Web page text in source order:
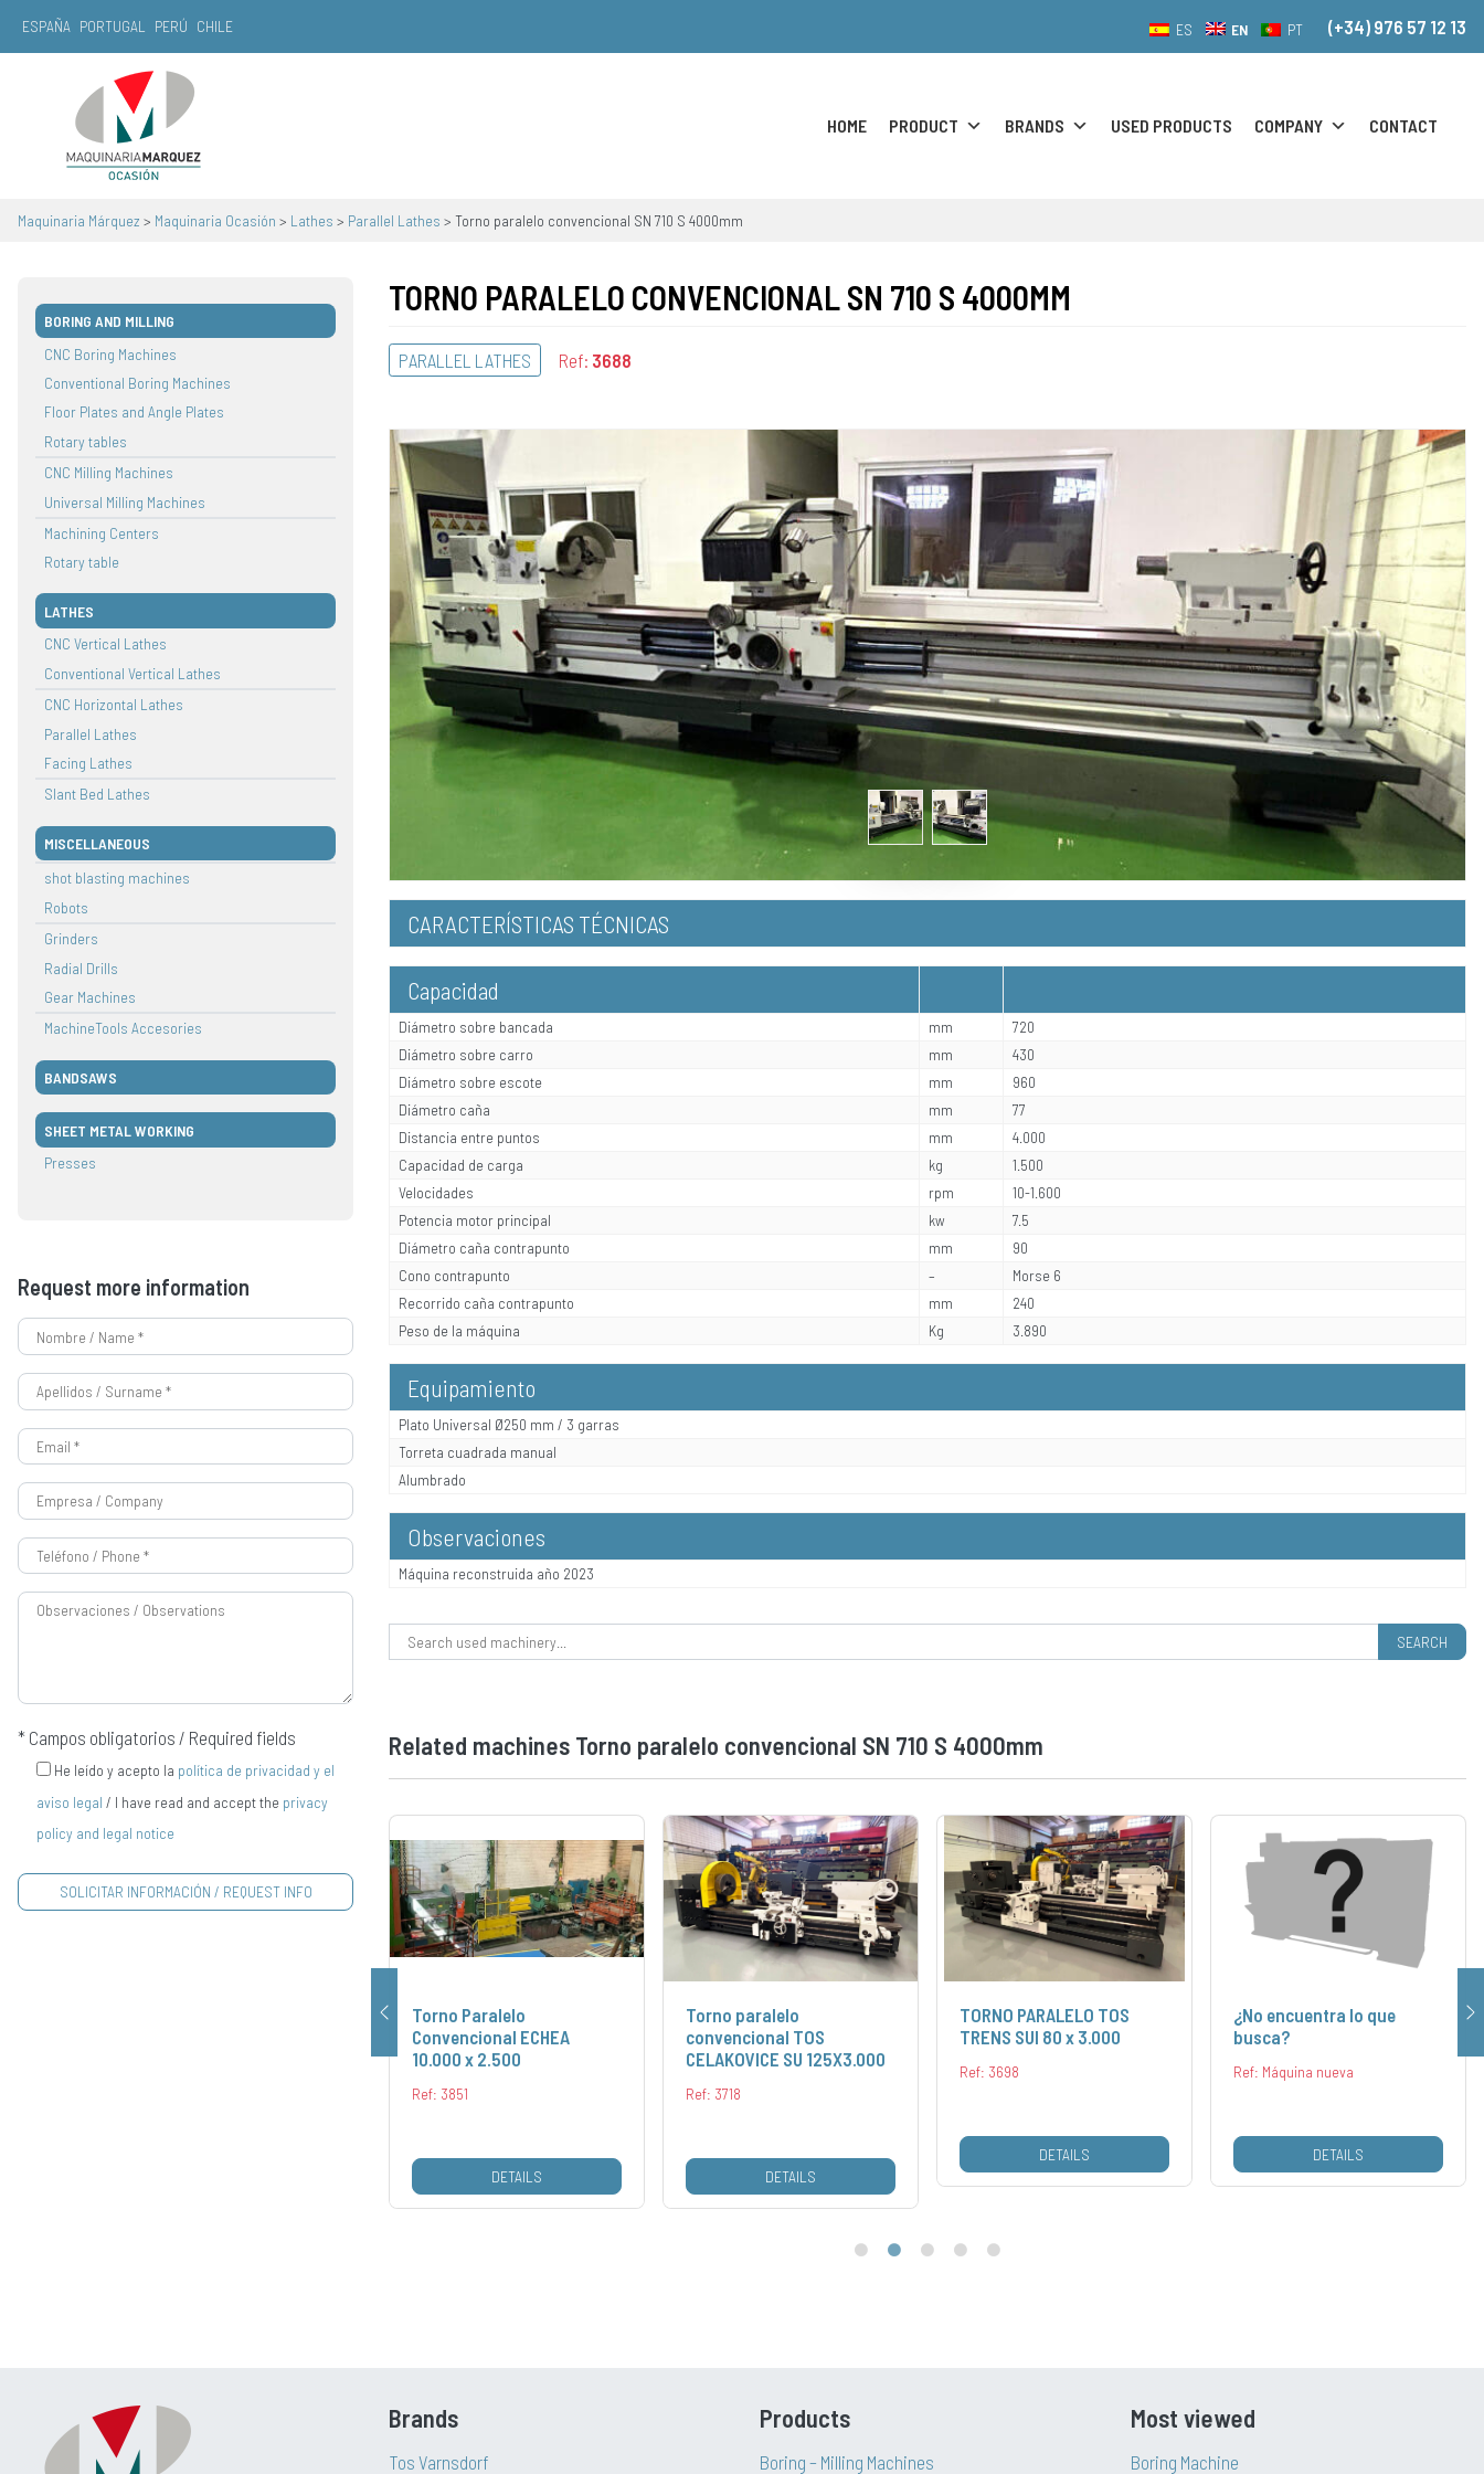
ESPAÑA PORTUGAL PERÚ CHILE ES EN PT (+34) 976 57 12 13
Main Navigation
HOME PRODUCT BRANDS USED PRODUCTS COMPANY CONTACT
Maquinaria Márquez > Maquinaria Ocasión > Lathes > Parallel Lathes > Torno paralelo convencional SN 710 S 4000mm
BORING AND MILLING
CNC Boring Machines
Conventional Boring Machines
Floor Plates and Angle Plates
Rotary tables
CNC Milling Machines
Universal Milling Machines
Machining Centers
Rotary table
LATHES
CNC Vertical Lathes
Conventional Vertical Lathes
CNC Horizontal Lathes
Parallel Lathes
Facing Lathes
Slant Bed Lathes
MISCELLANEOUS
shot blasting machines
Robots
Grinders
Radial Drills
Gear Machines
MachineTools Accesories
BANDSAWS
SHEET METAL WORKING
Presses
Request more information
* Campos obligatorios / Required fields
He leído y acepto la política de privacidad y el
aviso legal / I have read and accept the privacy
policy and legal notice
TORNO PARALELO CONVENCIONAL SN 710 S 4000MM
PARALLEL LATHES Ref: 3688
CARACTERÍSTICAS TÉCNICAS
Capacidad
Diámetro sobre bancada mm
720
Diámetro sobre carro
mm
430
Diámetro sobre escote
mm
960
Diámetro caña
mm
77
Distancia entre puntos
mm
4.000
Capacidad de carga
kg
1.500
Velocidades
rpm
10-1.600
Potencia motor principal
kw
7.5
Diámetro caña contrapunto
mm
90
Cono contrapunto
–
Morse 6
Recorrido caña contrapunto
mm
240
Peso de la máquina
Kg 3.890
Equipamiento
Plato Universal Ø250 mm / 3 garras
Torreta cuadrada manual
Alumbrado
Observaciones
Máquina reconstruida año 2023
Search for:
Related machines Torno paralelo convencional SN 710 S 4000mm
Torno Paralelo
Convencional ECHEA
10.000 x 2.500
Ref: 3851
DETAILS
Torno paralelo
convencional TOS
CELAKOVICE SU 125X3.000
Ref: 3718
DETAILS
TORNO PARALELO TOS
TRENS SUI 80 x 3.000
Ref: 3698
DETAILS
¿No encuentra lo que
busca?
Ref: Máquina nueva
DETAILS
Brands
Tos Varnsdorf
Products
Boring – Milling Machines
Most viewed
Boring Machine